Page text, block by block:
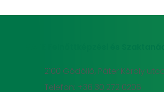
2100 Gödöllő, Páter Károly utca
Telefon: +36 30 272 0206